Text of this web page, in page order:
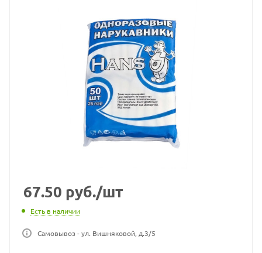
67.50 руб./шт
Есть в наличии
Самовывоз - ул. Вишняковой, д.3/5